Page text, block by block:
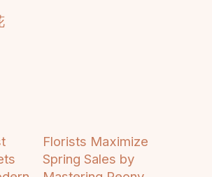
Florists Maximize
Spring Sales by